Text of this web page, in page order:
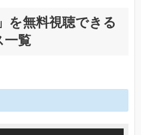
を無料視聴できる
一覧